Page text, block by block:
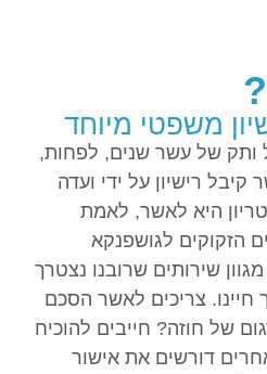
משפטי מיוחד
ותק של עשר שנים, לפחות,
רישיון על ידי ועדה
היא לאשר, לאמת
הזקוקים לגושפנקא
שירותים שרובנו נצטרך
צריכים לאשר הסכם
של חוזה? חייבים להוכיח
דורשים את אישור